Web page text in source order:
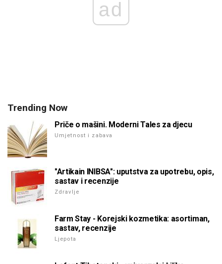
ad
Trending Now
Priče o mašini. Moderni Tales za djecu
Umjetnost i zabava
"Artikain INIBSA": uputstva za upotrebu, opis,
sastav i recenzije
Zdravlje
Farm Stay - Korejski kozmetika: asortiman,
sastav, recenzije
Ljepota